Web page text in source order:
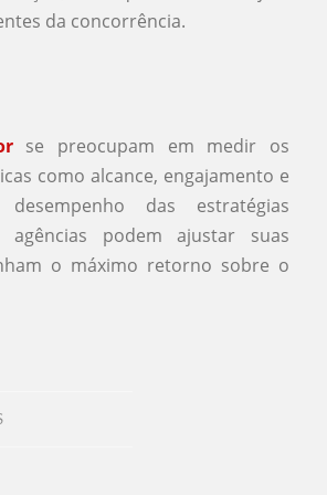
da concorrência.
se preocupam em medir os
como alcance, engajamento e
das estratégias
agências podem ajustar suas
o máximo retorno sobre o